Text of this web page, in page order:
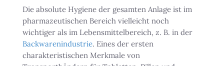
Die absolute Hygiene der gesamten Anlage ist im
pharmazeutischen Bereich vielleicht noch
wichtiger als im Lebensmittelbereich, z. B. in der
Backwarenindustrie. Eines der ersten
charakteristischen Merkmale von